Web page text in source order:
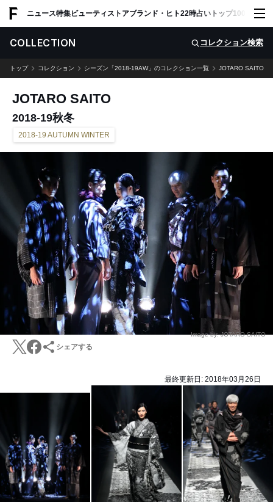
ニュース特集ビューティ ストアブランド・ヒト22時占い トップ100 スナッ
COLLECTION コレクション検索
トップ コレクション シーズン「2018-19AW」のコレクション一覧 JOTARO SAITO
JOTARO SAITO
2018-19秋冬
2018-19 AUTUMN WINTER
Image by: JOTARO SAITO
シェアする
最終更新日: 2018年03月26日